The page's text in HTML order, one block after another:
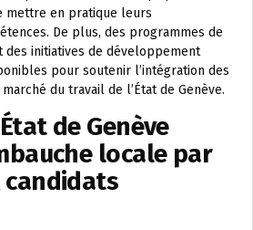
mettre en pratique leurs
De plus, des programmes de
des initiatives de développement
pour soutenir l’intégration des
du travail de l’État de Genève.
de Genève
locale par